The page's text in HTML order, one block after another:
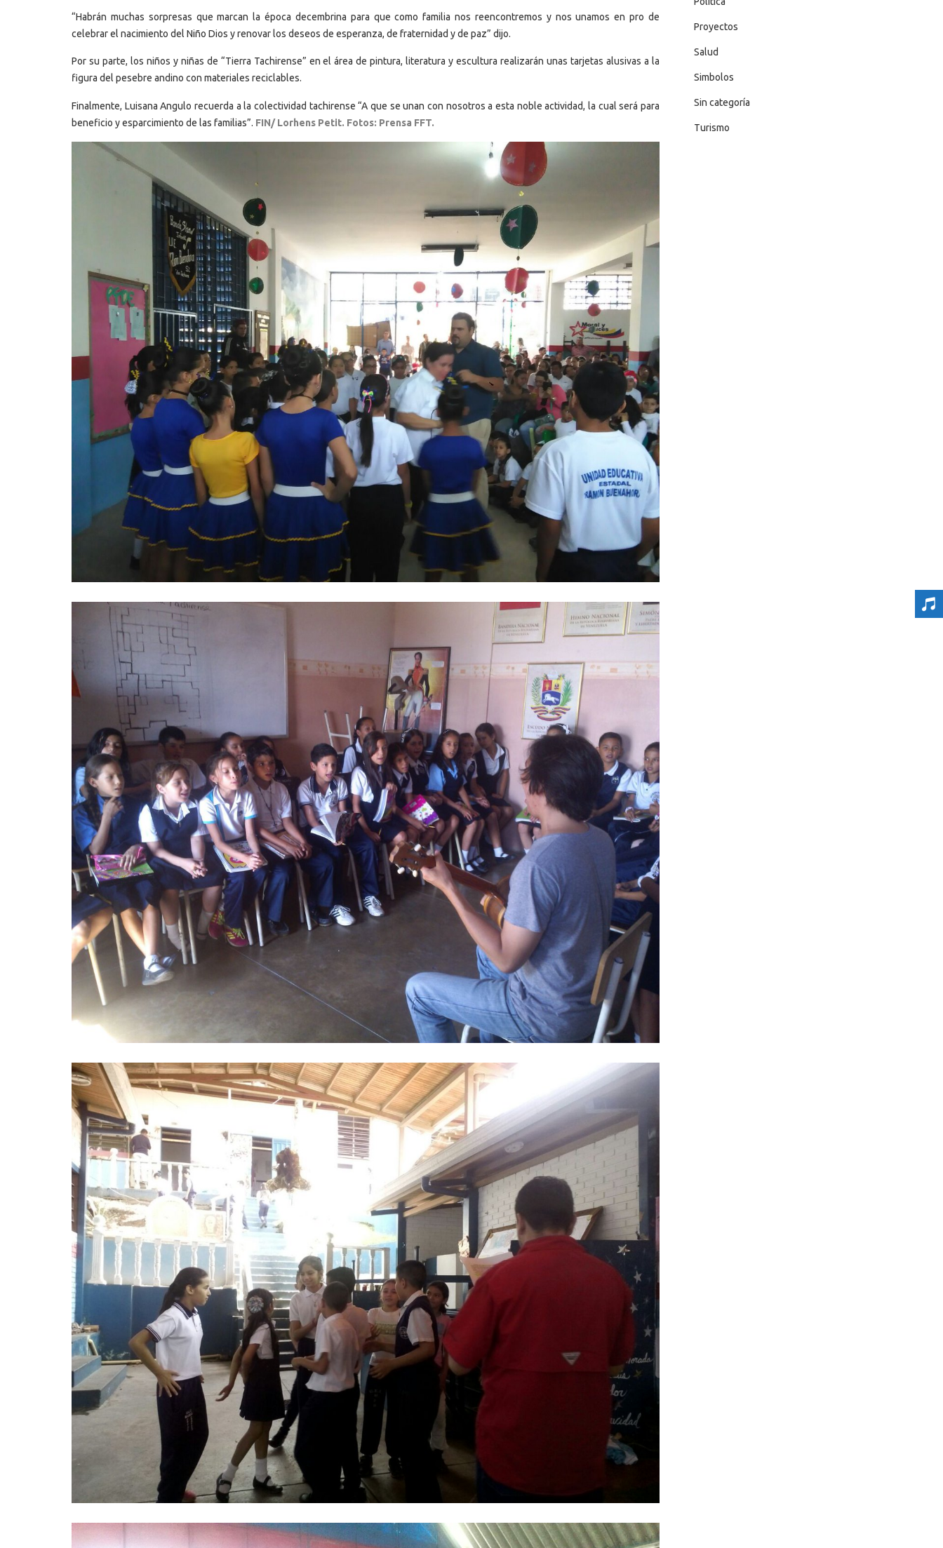
“Habrán muchas sorpresas que marcan la época decembrina para que como familia nos reencontremos y nos unamos en pro de
celebrar el nacimiento del Niño Dios y renovar los deseos de esperanza, de fraternidad y de paz” dijo.
Por su parte, los niños y niñas de “Tierra Tachirense” en el área de pintura, literatura y escultura realizarán unas tarjetas alusivas a la
figura del pesebre andino con materiales reciclables.
Finalmente, Luisana Angulo recuerda a la colectividad tachirense “A que se unan con nosotros a esta noble actividad, la cual será para
beneficio y esparcimiento de las familias”. FIN/ Lorhens Petit. Fotos: Prensa FFT.
Proyectos
Salud
Simbolos
Sin categoría
Turismo